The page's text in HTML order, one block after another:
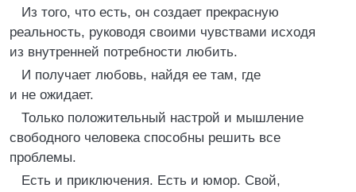
Из того, что есть, он создает прекрасную
реальность, руководя своими чувствами исходя
из внутренней потребности любить.
И получает любовь, найдя ее там, где
и не ожидает.
Только положительный настрой и мышление
свободного человека способны решить все
проблемы.
Есть и приключения. Есть и юмор. Свой,